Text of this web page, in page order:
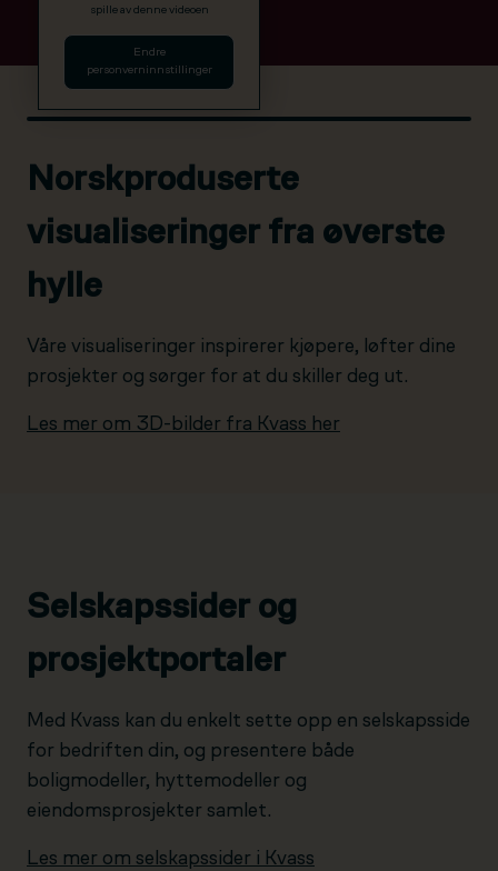
spille av denne videoen
Endre
personverninnstillinger
Norskproduserte
visualiseringer fra øverste
hylle
Våre visualiseringer inspirerer kjøpere, løfter dine
prosjekter og sørger for at du skiller deg ut.
Les mer om 3D-bilder fra Kvass her
Selskapssider og
prosjektportaler
Med Kvass kan du enkelt sette opp en selskapsside
for bedriften din, og presentere både
boligmodeller, hyttemodeller og
eiendomsprosjekter samlet.
Les mer om selskapssider i Kvass